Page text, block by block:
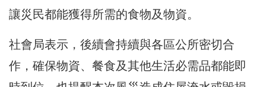
讓災民都能獲得所需的食物及物資。
社會局表示，後續會持續與各區公所密切合
作，確保物資、餐食及其他生活必需品都能即